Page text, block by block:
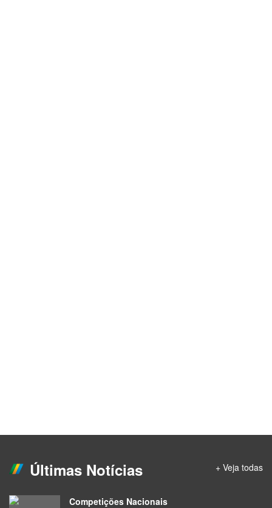
Últimas Notícias + Veja todas
Competições Nacionais